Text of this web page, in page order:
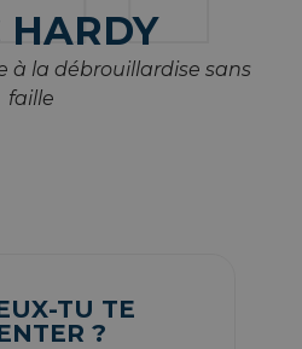
HARDY
à la débrouillardise sans
faille
TU TE
?